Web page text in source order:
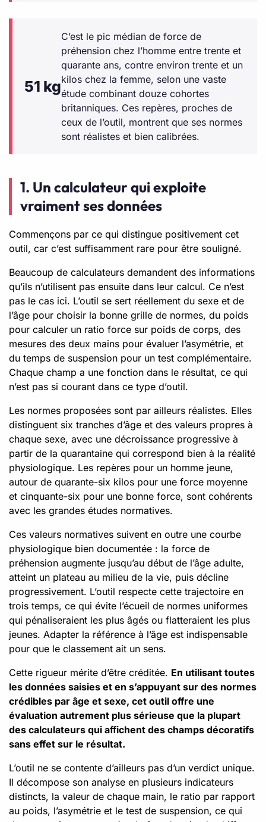
51 kg
C’est le pic médian de force de
préhension chez l’homme entre trente et
quarante ans, contre environ trente et un
kilos chez la femme, selon une vaste
étude combinant douze cohortes
britanniques. Ces repères, proches de
ceux de l’outil, montrent que ses normes
sont réalistes et bien calibrées.
1. Un calculateur qui exploite
vraiment ses données
Commençons par ce qui distingue positivement cet
outil, car c’est suffisamment rare pour être souligné.
Beaucoup de calculateurs demandent des informations
qu’ils n’utilisent pas ensuite dans leur calcul. Ce n’est
pas le cas ici. L’outil se sert réellement du sexe et de
l’âge pour choisir la bonne grille de normes, du poids
pour calculer un ratio force sur poids de corps, des
mesures des deux mains pour évaluer l’asymétrie, et
du temps de suspension pour un test complémentaire.
Chaque champ a une fonction dans le résultat, ce qui
n’est pas si courant dans ce type d’outil.
Les normes proposées sont par ailleurs réalistes. Elles
distinguent six tranches d’âge et des valeurs propres à
chaque sexe, avec une décroissance progressive à
partir de la quarantaine qui correspond bien à la réalité
physiologique. Les repères pour un homme jeune,
autour de quarante-six kilos pour une force moyenne
et cinquante-six pour une bonne force, sont cohérents
avec les grandes études normatives.
Ces valeurs normatives suivent en outre une courbe
physiologique bien documentée : la force de
préhension augmente jusqu’au début de l’âge adulte,
atteint un plateau au milieu de la vie, puis décline
progressivement. L’outil respecte cette trajectoire en
trois temps, ce qui évite l’écueil de normes uniformes
qui pénaliseraient les plus âgés ou flatteraient les plus
jeunes. Adapter la référence à l’âge est indispensable
pour que le classement ait un sens.
Cette rigueur mérite d’être créditée. En utilisant toutes
les données saisies et en s’appuyant sur des normes
crédibles par âge et sexe, cet outil offre une
évaluation autrement plus sérieuse que la plupart
des calculateurs qui affichent des champs décoratifs
sans effet sur le résultat.
L’outil ne se contente d’ailleurs pas d’un verdict unique.
Il décompose son analyse en plusieurs indicateurs
distincts, la valeur de chaque main, le ratio par rapport
au poids, l’asymétrie et le test de suspension, ce qui